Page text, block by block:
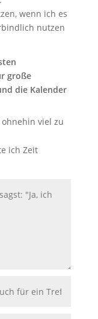
wenn ich es
nutzen
große
die Kalender
viel zu
ich Zeit